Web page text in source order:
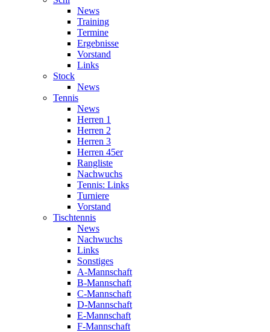
News
Training
Termine
Ergebnisse
Vorstand
Links
Stock
News
Tennis
News
Herren 1
Herren 2
Herren 3
Herren 45er
Rangliste
Nachwuchs
Tennis: Links
Turniere
Vorstand
Tischtennis
News
Nachwuchs
Links
Sonstiges
A-Mannschaft
B-Mannschaft
C-Mannschaft
D-Mannschaft
E-Mannschaft
F-Mannschaft